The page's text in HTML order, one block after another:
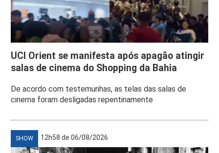
UCI Orient se manifesta após apagão atingir
salas de cinema do Shopping da Bahia
De acordo com testemunhas, as telas das salas de
cinema foram desligadas repentinamente
SHOW 12h58 de 06/08/2026